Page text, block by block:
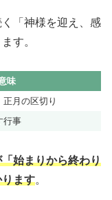
「神様を迎え、感
す。
味
月の区切り
行事
始まりから終わり
ます。